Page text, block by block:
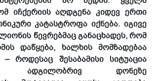
იჩქერიის აღდგენა კიდევ ერთი
კატასტროფა იქნება. იგივე
წევრებმაც განაცხადეს, რომ
დაწყება, ხალხის მომზადებაა
– როდესაც შესაბამისი სიტუაცია
ადგილობრივ დონეზე